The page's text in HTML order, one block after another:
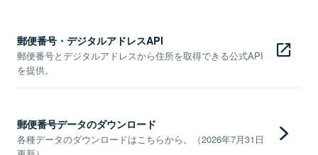
郵便番号・デジタルアドレスAPI
郵便番号とデジタルアドレスから住所を取得できる公式API
を提供。
郵便番号データのダウンロード
各種データのダウンロードはこちらから。（2026年7月31日